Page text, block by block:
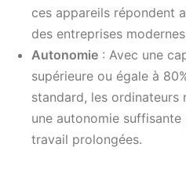
ces appareils répondent
des entreprises
Autonomie : Avec une
supérieure ou égale à
standard, les ordinateurs
une autonomie
travail prolongées.